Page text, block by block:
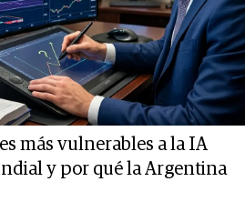
más vulnerables a la IA
y por qué la Argentina